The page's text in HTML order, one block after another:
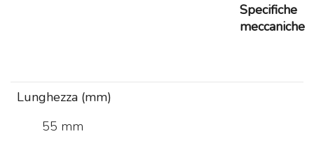
Specifiche
meccaniche
Lunghezza (mm)
55 mm